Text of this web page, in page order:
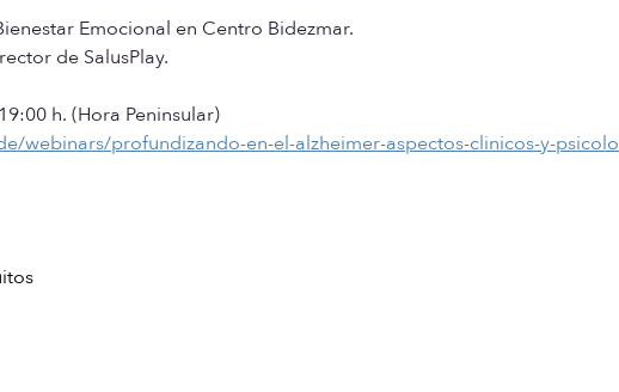
Emocional en Centro Bidezmar.
de SalusPlay.
h. (Hora Peninsular)
webinars/profundizando-en-el-alzheimer-aspectos-clinicos-y-psicolo